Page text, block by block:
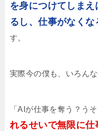
を身につけてしま
るし、仕事がなく
す。
実際今の僕も、いろん
「AIが仕事を奪う？う
れるせいで無限に仕